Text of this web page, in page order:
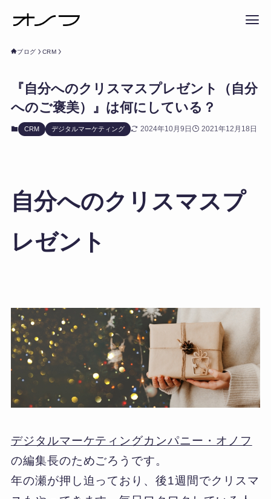
ブログ CRM
『自分へのクリスマスプレゼント（自分
へのご褒美）』は何にしている？
CRM デジタルマーケティング 2024年10月9日 2021年12月18日
自分へのクリスマスプ
レゼント
デジタルマーケティングカンパニー・オノフ
の編集長のためごろうです。
年の瀬が押し迫っており、後1週間でクリスマ